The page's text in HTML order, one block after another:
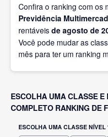
Confira o ranking com os
Previdência
rentáveisde agosto de
Você pode mudar as
mês para ter um ranking
ESCOLHA UMA CLASSE E
COMPLETO RANKING DE
ESCOLHA UMA CLASSE NÍVEL